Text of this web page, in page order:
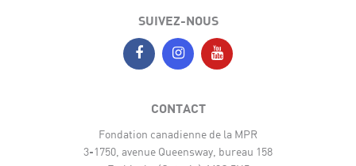
SUIVEZ-NOUS
CONTACT
Fondation canadienne de la MPR
3-1750, avenue Queensway, bureau 158